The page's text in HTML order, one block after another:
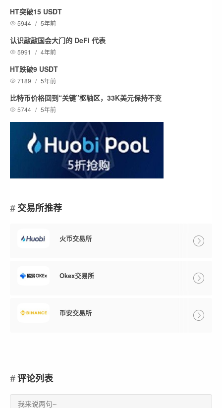
HT突破15 USDT
5944 / 5年前
认识敲敲国会大门的 DeFi 代表
5991 / 4年前
HT跌破9 USDT
7189 / 5年前
比特币价格回到“关键”枢轴区，33K美元保持不变
5744 / 5年前
交易所推荐
火币交易所
Okex交易所
币安交易所
评论列表